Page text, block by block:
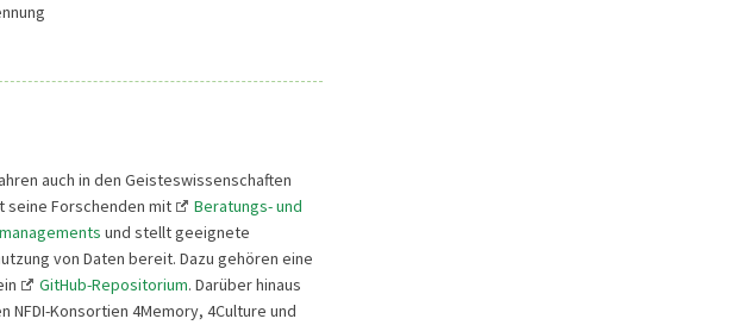
auch in den Geisteswissenschaften
seine Forschenden mit
Beratungs- und
und stellt geeignete
von Daten bereit. Dazu gehören eine
GitHub-Repositorium. Darüber hinaus
Konsortien 4Memory, 4Culture und